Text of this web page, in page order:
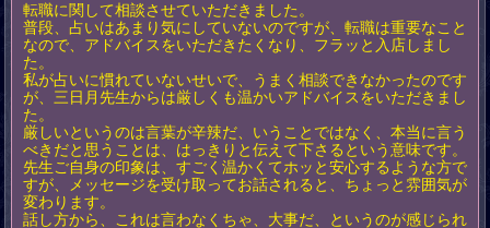
転職に関して相談させていただきました。
普段、占いはあまり気にしていないのですが、転職は重要なこと
なので、アドバイスをいただきたくなり、フラッと入店しまし
た。
私が占いに慣れていないせいで、うまく相談できなかったのです
が、三日月先生からは厳しくも温かいアドバイスをいただきまし
た。
厳しいというのは言葉が辛辣だ、いうことではなく、本当に言う
べきだと思うことは、はっきりと伝えて下さるという意味です。
先生ご自身の印象は、すごく温かくてホッと安心するような方で
すが、メッセージを受け取ってお話されると、ちょっと雰囲気が
変わります。
話し方から、これは言わなくちゃ、大事だ、というのが感じられ